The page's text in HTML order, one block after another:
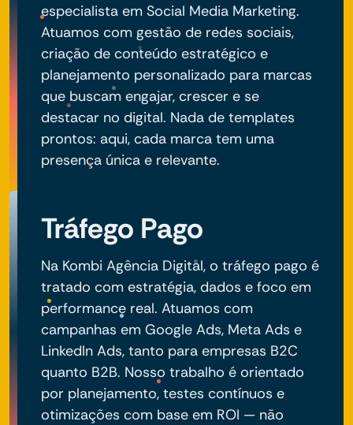
especialista em Social Media Marketing.
Atuamos com gestão de redes sociais,
criação de conteúdo estratégico e
planejamento personalizado para marcas
que buscam engajar, crescer e se
destacar no digital. Nada de templates
prontos: aqui, cada marca tem uma
presença única e relevante.
Tráfego Pago
Na Kombi Agência Digital, o tráfego pago é
tratado com estratégia, dados e foco em
performance real. Atuamos com
campanhas em Google Ads, Meta Ads e
LinkedIn Ads, tanto para empresas B2C
quanto B2B. Nosso trabalho é orientado
por planejamento, testes contínuos e
otimizações com base em ROI — não